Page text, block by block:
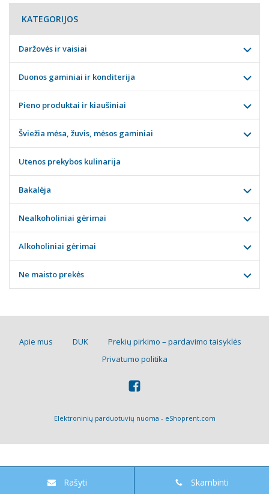
KATEGORIJOS
Daržovės ir vaisiai
Duonos gaminiai ir konditerija
Pieno produktai ir kiaušiniai
Šviežia mėsa, žuvis, mėsos gaminiai
Utenos prekybos kulinarija
Bakalėja
Nealkoholiniai gėrimai
Alkoholiniai gėrimai
Ne maisto prekės
Apie mus DUK
Prekių pirkimo – pardavimo taisyklės
Privatumo politika
Elektroninių parduotuvių nuoma - eShoprent.com
Rašyti Skambinti